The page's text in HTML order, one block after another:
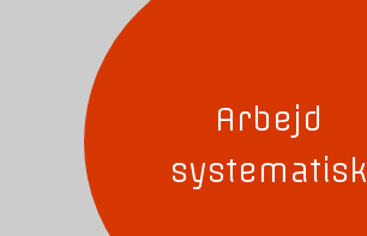
Arbejd
systematisk